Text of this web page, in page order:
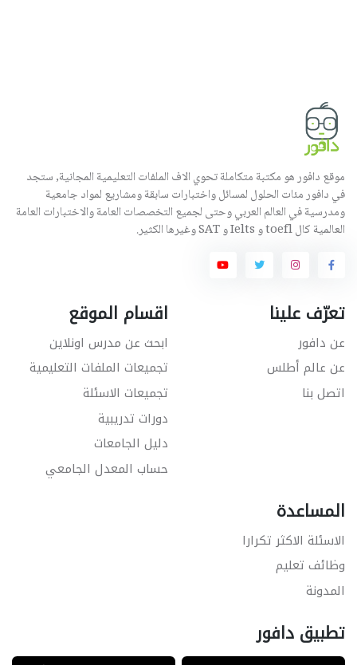
موقع دافور هو مكتبة متكاملة تحوي الاف الملفات التعليمية المجانية, ستجد
في دافور مئات الحلول لمسائل واختبارات سابقة ومشاريع لمواد جامعية
ومدرسية في العالم العربي وحتى لجميع التخصصات العامة والاختبارات العامة
العالمية كال toefl و Ielts و SAT وغيرها الكثير.
تعرّف علينا
عن دافور
عن عالم أطلس
اتصل بنا
اقسام الموقع
ابحث عن مدرس اونلاين
تجميعات الملفات التعليمية
تجميعات الاسئلة
دورات تدريبية
دليل الجامعات
حساب المعدل الجامعي
المساعدة
الاسئلة الاكثر تكرارا
وظائف تعليم
المدونة
تطبيق دافور